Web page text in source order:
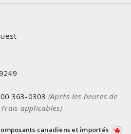
363-0303 (Après les heures de
applicables)
canadiens et importés